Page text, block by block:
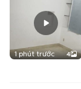
1 phút trước 4